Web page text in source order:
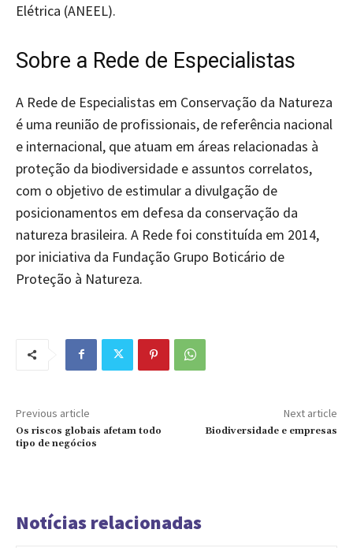
Elétrica (ANEEL).
Sobre a Rede de Especialistas
A Rede de Especialistas em Conservação da Natureza
é uma reunião de profissionais, de referência nacional
e internacional, que atuam em áreas relacionadas à
proteção da biodiversidade e assuntos correlatos,
com o objetivo de estimular a divulgação de
posicionamentos em defesa da conservação da
natureza brasileira. A Rede foi constituída em 2014,
por iniciativa da Fundação Grupo Boticário de
Proteção à Natureza.
Previous article
Os riscos globais afetam todo
tipo de negócios
Next article
Biodiversidade e empresas
Notícias relacionadas